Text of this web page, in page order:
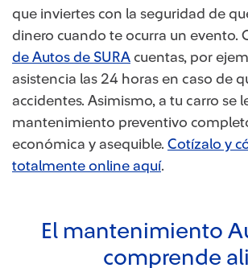
que inviertes con la seguridad de
dinero cuando te ocurra un evento.
de Autos de SURA cuentas, por
asistencia las 24 horas en caso de
accidentes. Asimismo, a tu carro se
mantenimiento preventivo
económica y asequible. Cotízalo y
totalmente online aquí.
El mantenimiento
comprende